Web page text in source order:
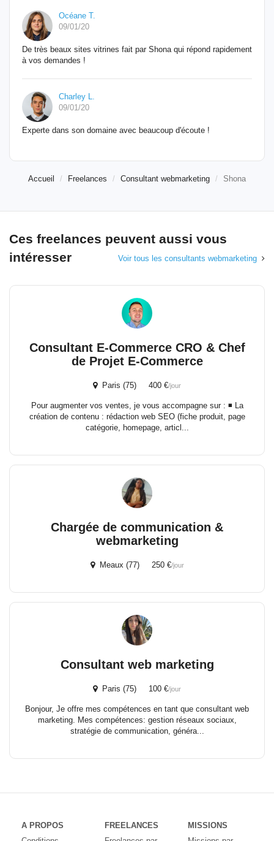
Océane T.
09/01/20
De très beaux sites vitrines fait par Shona qui répond rapidement
à vos demandes !
Charley L.
09/01/20
Experte dans son domaine avec beaucoup d'écoute !
Accueil Freelances Consultant webmarketing Shona
Ces freelances peuvent aussi vous
intéresser
Voir tous les consultants webmarketing
Consultant E-Commerce CRO & Chef
de Projet E-Commerce
Paris (75) 400 €/jour
Pour augmenter vos ventes, je vous accompagne sur : ◾️ La
création de contenu : rédaction web SEO (fiche produit, page
catégorie, homepage, articl...
Chargée de communication &
webmarketing
Meaux (77) 250 €/jour
Consultant web marketing
Paris (75) 100 €/jour
Bonjour, Je offre mes compétences en tant que consultant web
marketing. Mes compétences: gestion réseaux sociaux,
stratégie de communication, généra...
A PROPOS
FREELANCES
MISSIONS